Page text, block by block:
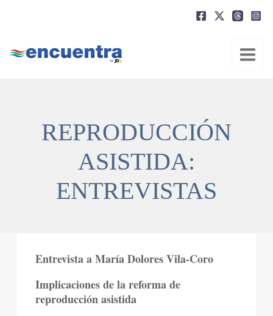
REPRODUCCIÓN
ASISTIDA:
ENTREVISTAS
Entrevista a María Dolores Vila-Coro
Implicaciones de la reforma de
reproducción asistida